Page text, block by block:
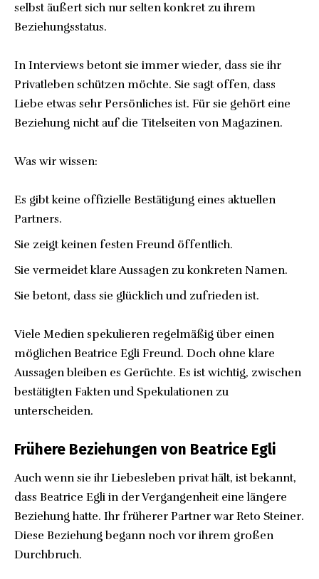
selbst äußert sich nur selten konkret zu ihrem
Beziehungsstatus.
In Interviews betont sie immer wieder, dass sie ihr
Privatleben schützen möchte. Sie sagt offen, dass
Liebe etwas sehr Persönliches ist. Für sie gehört eine
Beziehung nicht auf die Titelseiten von Magazinen.
Was wir wissen:
Es gibt keine offizielle Bestätigung eines aktuellen
Partners.
Sie zeigt keinen festen Freund öffentlich.
Sie vermeidet klare Aussagen zu konkreten Namen.
Sie betont, dass sie glücklich und zufrieden ist.
Viele Medien spekulieren regelmäßig über einen
möglichen Beatrice Egli Freund. Doch ohne klare
Aussagen bleiben es Gerüchte. Es ist wichtig, zwischen
bestätigten Fakten und Spekulationen zu
unterscheiden.
Frühere Beziehungen von Beatrice Egli
Auch wenn sie ihr Liebesleben privat hält, ist bekannt,
dass Beatrice Egli in der Vergangenheit eine längere
Beziehung hatte. Ihr früherer Partner war Reto Steiner.
Diese Beziehung begann noch vor ihrem großen
Durchbruch.